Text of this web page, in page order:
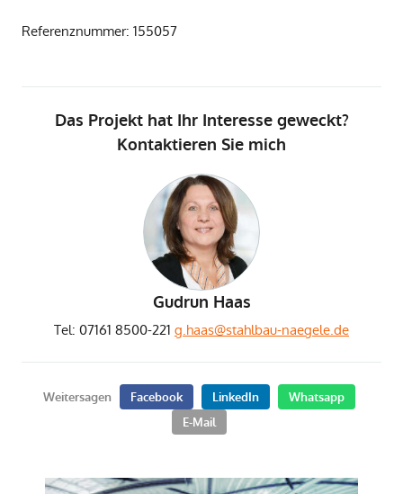
Referenznummer: 155057
Das Projekt hat Ihr Interesse geweckt?
Kontaktieren Sie mich
Gudrun Haas
Tel: 07161 8500-221 g.haas@stahlbau-naegele.de
Weitersagen Facebook LinkedIn
Whatsapp
E-Mail